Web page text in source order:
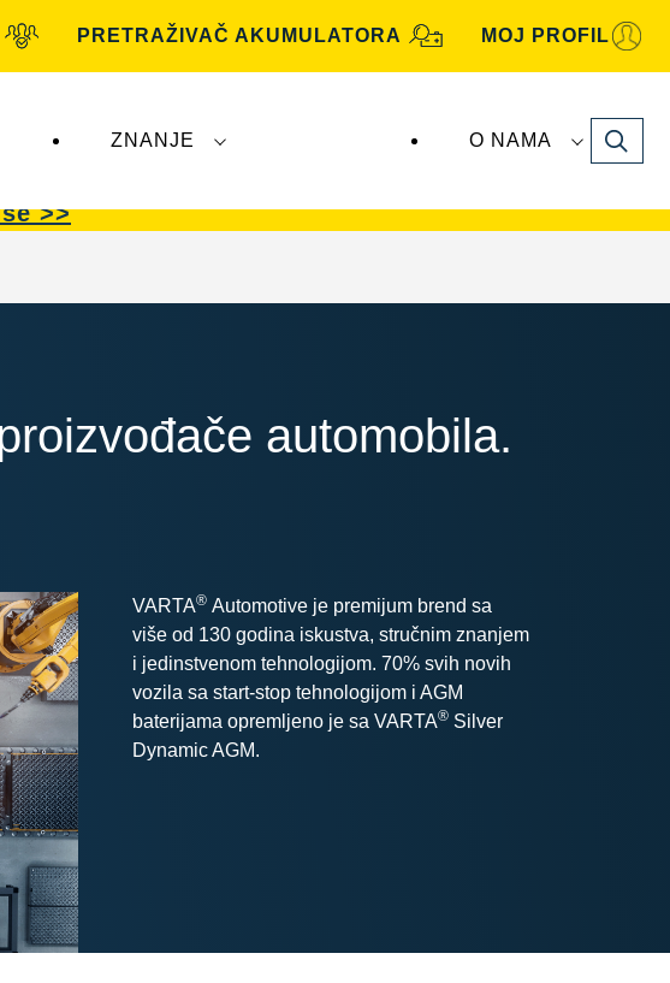
PRETRAŽIVAČ AKUMULATORA MOJ PROFIL
ZNANJE O NAMA Search
>>
automobila.
VARTA® Automotive je premijum brend sa
više od 130 godina iskustva, stručnim znanjem
i jedinstvenom tehnologijom. 70% svih novih
vozila sa start-stop tehnologijom i AGM
baterijama opremljeno je sa VARTA® Silver
Dynamic AGM.